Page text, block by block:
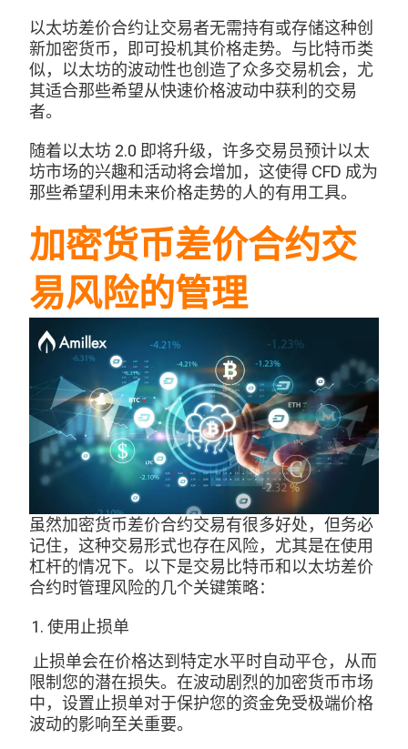
以太坊差价合约让交易者无需持有或存储这种创
新加密货币，即可投机其价格走势。与比特币类
似，以太坊的波动性也创造了众多交易机会，尤
其适合那些希望从快速价格波动中获利的交易
者。
随着以太坊 2.0 即将升级，许多交易员预计以太
坊市场的兴趣和活动将会增加，这使得 CFD 成为
那些希望利用未来价格走势的人的有用工具。
加密货币差价合约交
易风险的管理
虽然加密货币差价合约交易有很多好处，但务必
记住，这种交易形式也存在风险，尤其是在使用
杠杆的情况下。以下是交易比特币和以太坊差价
合约时管理风险的几个关键策略：
使用止损单
止损单会在价格达到特定水平时自动平仓，从而
限制您的潜在损失。在波动剧烈的加密货币市场
中，设置止损单对于保护您的资金免受极端价格
波动的影响至关重要。